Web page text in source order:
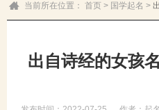
当前所在位置： 首页 > 国学起名 >
出自诗经的女孩